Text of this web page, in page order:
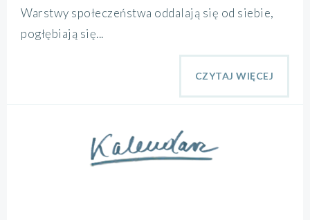
Warstwy społeczeństwa oddalają się od siebie,
pogłębiają się...
CZYTAJ WIĘCEJ